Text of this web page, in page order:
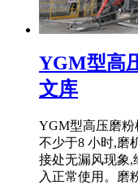
YGM型高
文库
YGM型高压磨粉
不少于8 小时,磨
接处无漏风现象,
入正常使用。磨